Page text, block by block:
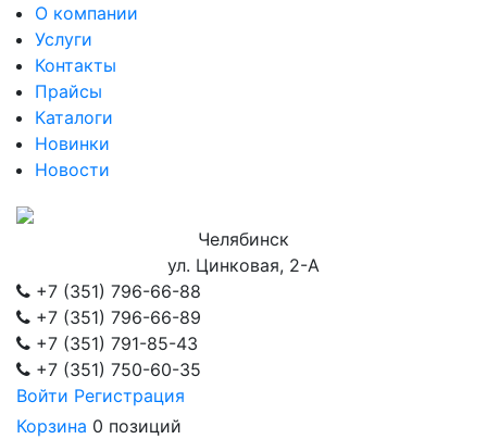
О компании
Услуги
Контакты
Прайсы
Каталоги
Новинки
Новости
Челябинск
ул. Цинковая, 2-А
+7 (351) 796-66-88
+7 (351) 796-66-89
+7 (351) 791-85-43
+7 (351) 750-60-35
Войти Регистрация
Корзина 0 позиций